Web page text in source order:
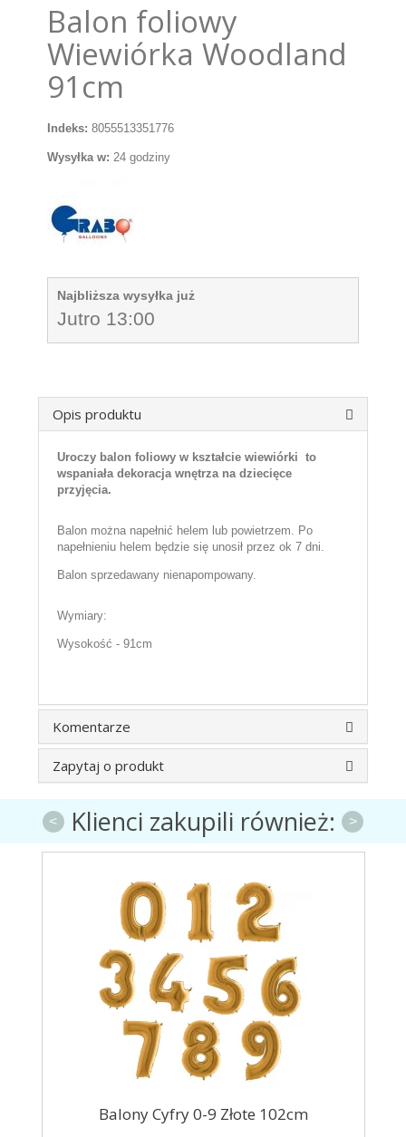
Balon foliowy
Wiewiórka Woodland
91cm
Indeks: 8055513351776
Wysyłka w: 24 godziny
Najbliższa wysyłka już
Jutro 13:00
Opis produktu
Uroczy balon foliowy w kształcie wiewiórki to
wspaniała dekoracja wnętrza na dziecięce
przyjęcia.
Balon można napełnić helem lub powietrzem. Po
napełnieniu helem będzie się unosił przez ok 7 dni.
Balon sprzedawany nienapompowany.
Wymiary:
Wysokość - 91cm
Komentarze
Zapytaj o produkt
Klienci zakupili również:
Balony Cyfry 0-9 Złote 102cm
< >